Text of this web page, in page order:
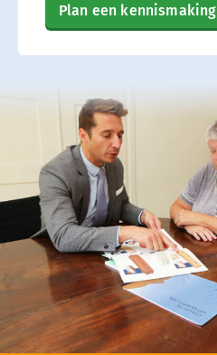
Plan een kennismaking